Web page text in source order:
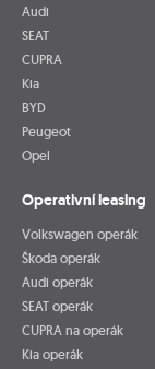
Audi
SEAT
CUPRA
Kia
BYD
Peugeot
Opel
Operativní leasing
Volkswagen operák
Škoda operák
Audi operák
SEAT operák
CUPRA na operák
Kia operák